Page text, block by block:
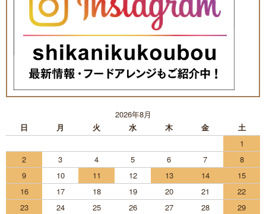
2026年8月
日
月 火 水 木 金
土
1
2
3 4 5 6 7
8
9
10 11 12 13 14
15
16
17 18 19 20 21
22
23
24 25 26 27 28
29